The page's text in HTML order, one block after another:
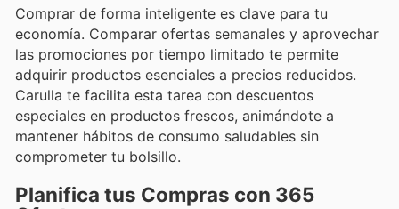
Comprar de forma inteligente es clave para tu
economía. Comparar ofertas semanales y aprovechar
las promociones por tiempo limitado te permite
adquirir productos esenciales a precios reducidos.
Carulla te facilita esta tarea con descuentos
especiales en productos frescos, animándote a
mantener hábitos de consumo saludables sin
comprometer tu bolsillo.
Planifica tus Compras con 365